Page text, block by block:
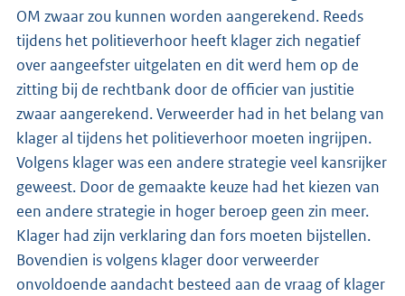
OM zwaar zou kunnen worden aangerekend. Reeds
tijdens het politieverhoor heeft klager zich negatief
over aangeefster uitgelaten en dit werd hem op de
zitting bij de rechtbank door de officier van justitie
zwaar aangerekend. Verweerder had in het belang van
klager al tijdens het politieverhoor moeten ingrijpen.
Volgens klager was een andere strategie veel kansrijker
geweest. Door de gemaakte keuze had het kiezen van
een andere strategie in hoger beroep geen zin meer.
Klager had zijn verklaring dan fors moeten bijstellen.
Bovendien is volgens klager door verweerder
onvoldoende aandacht besteed aan de vraag of klager